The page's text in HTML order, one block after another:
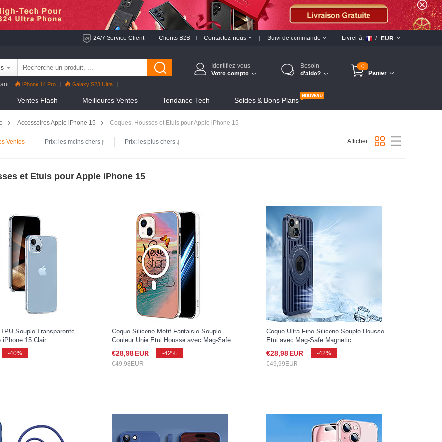
24/7 Service Client Clients B2B Contactez-nous Suivi de commande Livrer à: / EUR
iPhone 14 Pro
Galaxy S23 Ultra
Identifiez-vous
Votre compte
Besoin
d'aide?
0
Panier
Ventes Flash Meilleures Ventes Tendance Tech Soldes & Bons Plans
Accessoires Apple iPhone 15 Coques, Housses et Etuis pour Apple iPhone 15
Ventes Prix: les moins chers Prix: les plus chers Afficher:
et Etuis pour Apple iPhone 15
Souple Transparente
iPhone 15 Clair
-40%
Coque Silicone Motif Fantaisie Souple
Couleur Unie Etui Housse avec Mag-Safe
Magnetic Magnetique pour Apple iPhone
15 Mixte
€28,98EUR
-42%
€49,98EUR
Coque Ultra Fine Silicone Souple Housse
Etui avec Mag-Safe Magnetic
Magnetique AC1 pour Apple iPhone 15
Bleu
€28,98EUR
-42%
€49,99EUR